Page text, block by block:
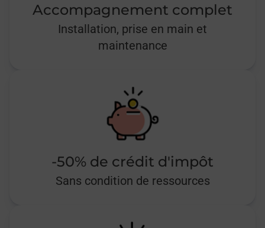
Accompagnement complet
Installation, prise en main et
maintenance
-50% de crédit d'impôt
Sans condition de ressources